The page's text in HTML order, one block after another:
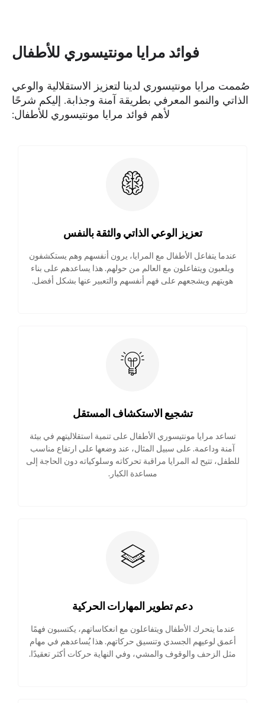
فوائد مرايا مونتيسوري للأطفال
صُممت مرايا مونتيسوري لدينا لتعزيز الاستقلالية والوعي
الذاتي والنمو المعرفي بطريقة آمنة وجذابة. إليكم شرحًا
لأهم فوائد مرايا مونتيسوري للأطفال:
تعزيز الوعي الذاتي والثقة بالنفس
عندما يتفاعل الأطفال مع المرايا، يرون أنفسهم وهم يستكشفون
ويلعبون ويتفاعلون مع العالم من حولهم. هذا يساعدهم على بناء
هويتهم ويشجعهم على فهم أنفسهم والتعبير عنها بشكل أفضل.
تشجيع الاستكشاف المستقل
تساعد مرايا مونتيسوري الأطفال على تنمية استقلاليتهم في بيئة
آمنة وداعمة. على سبيل المثال، عند وضعها على ارتفاع مناسب
للطفل، تتيح له المرايا مراقبة تحركاته وسلوكياته دون الحاجة إلى
مساعدة الكبار.
دعم تطوير المهارات الحركية
عندما يتحرك الأطفال ويتفاعلون مع انعكاساتهم، يكتسبون فهمًا
أعمق لوعيهم الجسدي وتنسيق حركاتهم. هذا يُساعدهم في مهام
مثل الزحف والوقوف والمشي، وفي النهاية حركات أكثر تعقيدًا.